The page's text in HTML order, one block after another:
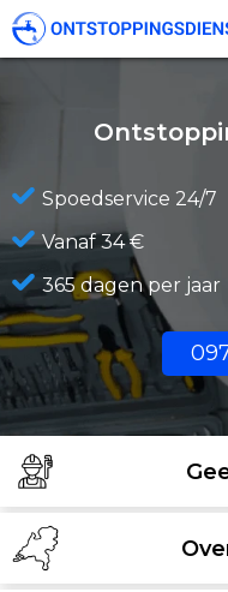
Spoedservice 24/7
Vanaf 34 €
365 dagen per jaar